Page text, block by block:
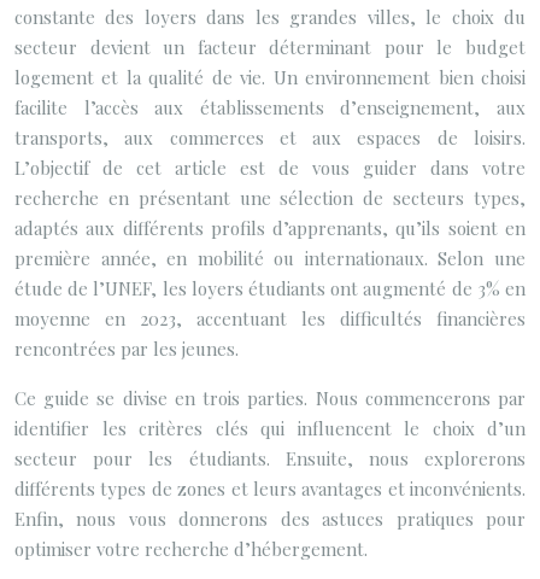
constante des loyers dans les grandes villes, le choix du
secteur devient un facteur déterminant pour le budget
logement et la qualité de vie. Un environnement bien choisi
facilite l’accès aux établissements d’enseignement, aux
transports, aux commerces et aux espaces de loisirs.
L’objectif de cet article est de vous guider dans votre
recherche en présentant une sélection de secteurs types,
adaptés aux différents profils d’apprenants, qu’ils soient en
première année, en mobilité ou internationaux. Selon une
étude de l’UNEF, les loyers étudiants ont augmenté de 3% en
moyenne en 2023, accentuant les difficultés financières
rencontrées par les jeunes.
Ce guide se divise en trois parties. Nous commencerons par
identifier les critères clés qui influencent le choix d’un
secteur pour les étudiants. Ensuite, nous explorerons
différents types de zones et leurs avantages et inconvénients.
Enfin, nous vous donnerons des astuces pratiques pour
optimiser votre recherche d’hébergement.